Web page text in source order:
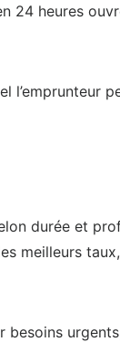
24 heures
durée et
meilleurs